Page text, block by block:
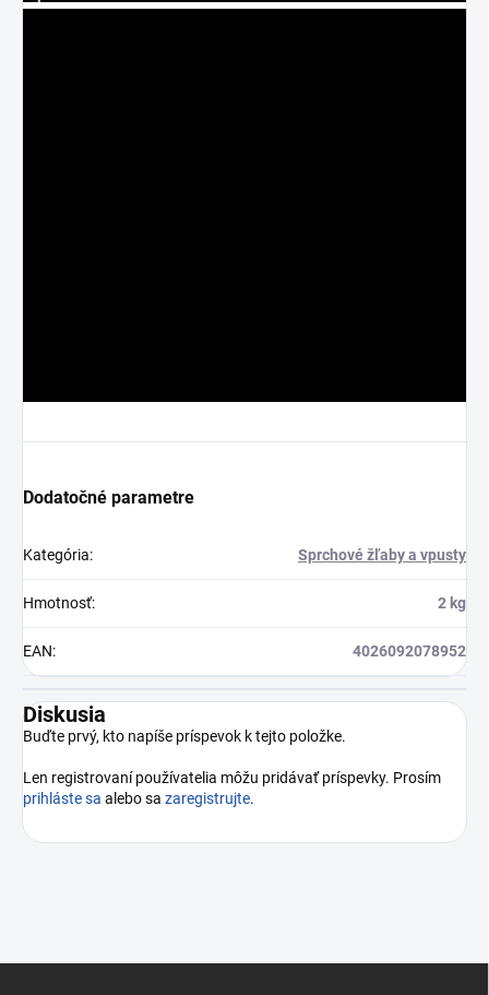
Dodatočné parametre
Kategória: Sprchové žľaby a vpusty
Hmotnosť: 2 kg
EAN: 4026092078952
Diskusia
Buďte prvý, kto napíše príspevok k tejto položke.
Len registrovaní používatelia môžu pridávať príspevky. Prosím
prihláste sa alebo sa zaregistrujte.